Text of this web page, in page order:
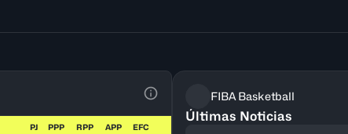
Ver la leyenda
PJ PPP RPP APP EFC
FIBA Basketball
Últimas Noticias